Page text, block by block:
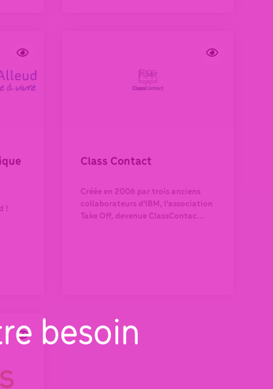
!
Class Contact
Créée en 2006 par trois anciens
collaborateurs d'IBM, l'association
Take Off, devenue ClassContac...
besoin